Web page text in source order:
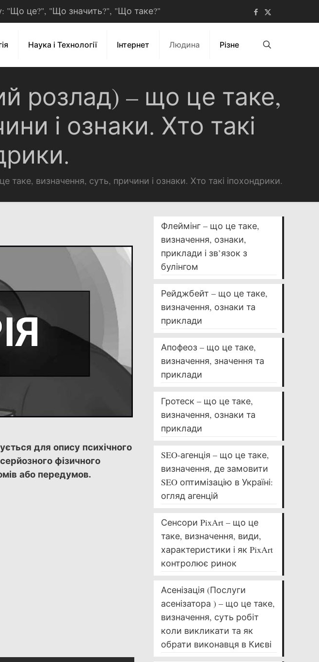
"Що це?", "Що значить?", "Що таке?"
Наука і Технології Інтернет Людина Різне
розлад) – що це таке,
і ознаки. Хто такі
таке, визначення, суть, причини і ознаки. Хто такі іпохондрики.
для опису психічного
фізичного
або передумов.
Флеймінг – що це таке,
визначення, ознаки,
приклади і зв’язок з
булінгом
Рейджбейт – що це таке,
визначення, ознаки та
приклади
Апофеоз – що це таке,
визначення, значення та
приклади
Гротеск – що це таке,
визначення, ознаки та
приклади
SEO-агенція – що це таке,
визначення, де замовити
SEO оптимізацію в Україні:
огляд агенцій
Сенсори PixArt – що це
таке, визначення, види,
характеристики і як PixArt
контролює ринок
Асенізація (Послуги
асенізатора ) – що це таке,
визначення, суть робіт
коли викликати та як
обрати виконавця в Києві